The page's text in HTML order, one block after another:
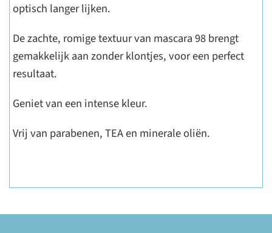
optisch langer lijken.
De zachte, romige textuur van mascara 98 brengt
gemakkelijk aan zonder klontjes, voor een perfect
resultaat.
Geniet van een intense kleur.
Vrij van parabenen, TEA en minerale oliën.